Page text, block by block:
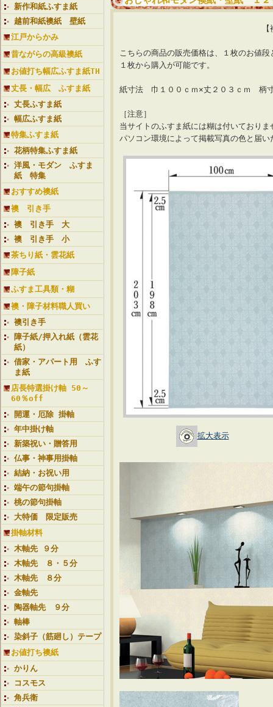
新作和紙ふすま紙
越前和紙襖紙 壁紙
江戸からかみ
昔ながらの高級襖紙
お値打ち幅広ふすま紙TH
丈長・幅広 ふすま紙
丈長ふすま紙
幅広ふすま紙
特集ふすま紙
花柄特集ふすま紙
洋風・モダン ふすま
紙 特集
おすすめ襖紙
襖 引き手
襖 引き手 大
襖 引き手 小
茶ちり紙・雲花紙
障子紙
ふすま工具類・糊
襖・障子材料職人買い
襖引き手
障子紙/押入れ紙（雲花
紙）
借家・アパート用 ふす
ま紙
店長特選掛け軸 50～
60％off
開運・厄除 掛軸
年中掛け軸
新築祝い・贈答用
仏事・神事用掛軸
結納・お祝い用
端午の節句掛軸
桃の節句掛軸
大特価 限定販売
掛軸材料
木軸先 ９分
木軸先 ８・５分
木軸先 ８分
金軸先
陶器軸先 ９分
軸棒
染斜子（筋廻し）テープ
お値打ち襖紙
かりん
コスモス
角兵衛
【襖紙ランク
こちらの商品の販売価格は、１枚のお値
１枚から購入が可能です。
紙寸法 巾１００ｃｍ×丈２０３ｃｍ 柄
［注意］
当サイトのふすま紙には糊は付いておりま
パソコン環境によって掲載写真の色と届
拡大表示